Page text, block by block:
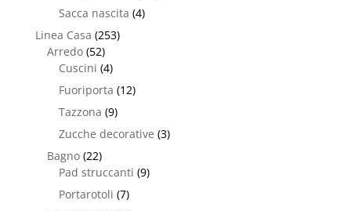
Sacca nascita (4)
Linea Casa (253)
Arredo (52)
Cuscini (4)
Fuoriporta (12)
Tazzona (9)
Zucche decorative (3)
Bagno (22)
Pad struccanti (9)
Portarotoli (7)